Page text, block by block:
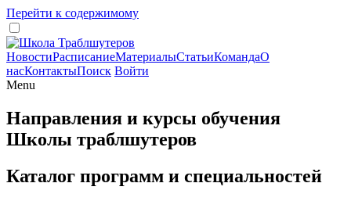
Перейти к содержимому
НовостиРасписаниеМатериалыСтатьиКомандаО
насКонтактыПоиск Войти
Menu
Направления и курсы обучения
Школы траблшутеров
Каталог программ и специальностей